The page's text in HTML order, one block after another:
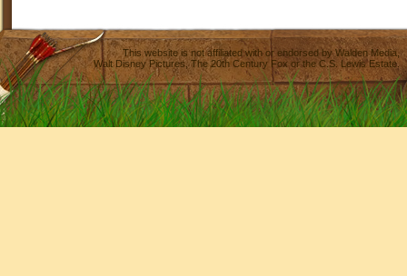
This website is not affiliated with or endorsed byWalden Media
Walt Disney Pictures,The 20th Century Fox or the C.S. Lewis Estate.